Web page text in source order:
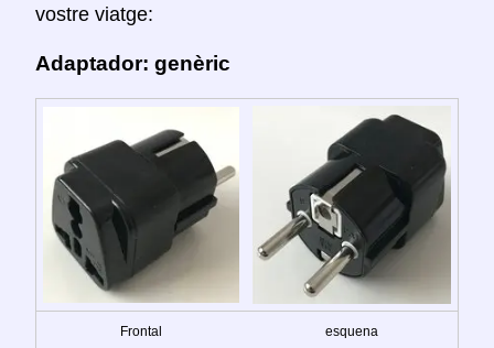
vostre viatge:
Adaptador: genèric
Frontal esquena